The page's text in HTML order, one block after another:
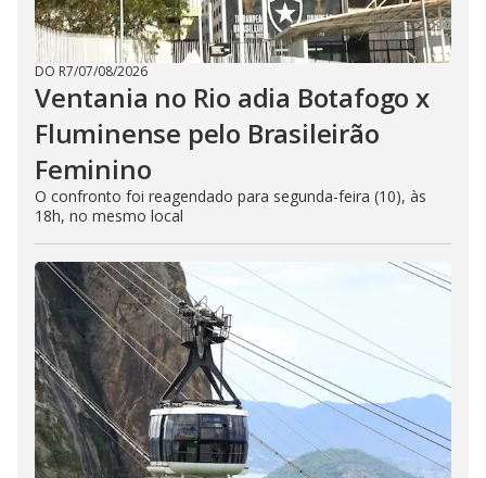
DO R7/07/08/2026
Ventania no Rio adia Botafogo x
Fluminense pelo Brasileirão
Feminino
O confronto foi reagendado para segunda-feira (10), às
18h, no mesmo local